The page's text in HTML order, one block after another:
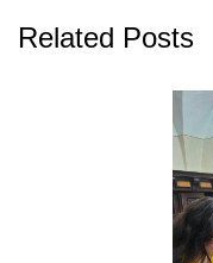
Related Posts